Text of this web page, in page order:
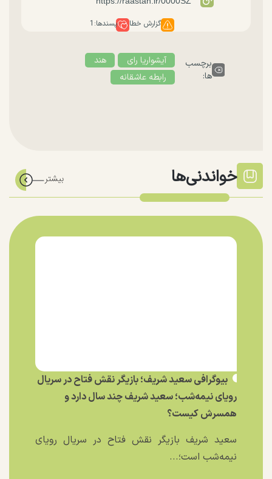
گزارش خطا پسندها: 1
برچسب
ها:
آیشواریا رای
هند
رابطه عاشقانه
خواندنی‌ها
بیوگرافی سعید شریف؛ بازیگر نقش فتاح در سریال
رویای نیمه‌شب؛ سعید شریف چند سال دارد و
همسرش کیست؟
سعید شریف بازیگر نقش فتاح در سریال رویای
نیمه‌شب است؛...